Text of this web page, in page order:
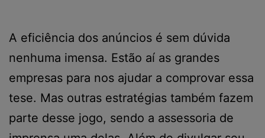
A eficiência dos anúncios é sem dúvida
nenhuma imensa. Estão aí as grandes
empresas para nos ajudar a comprovar essa
tese. Mas outras estratégias também fazem
parte desse jogo, sendo a assessoria de